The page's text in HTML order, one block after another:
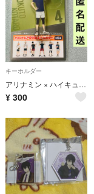
キーホルダー
アリナミン × ハイキュー!! オリジナル アクリルキーホルダー 木兎光太郎 非売品 ノベルティ キーホルダー
¥ 300